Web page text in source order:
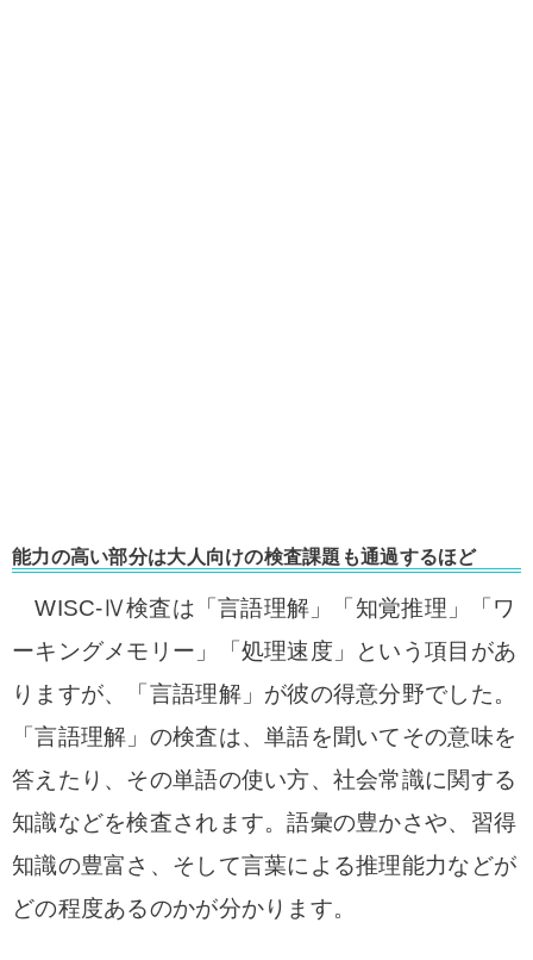
能力の高い部分は大人向けの検査課題も通過するほど
WISC-Ⅳ検査は「言語理解」「知覚推理」「ワ
ーキングメモリー」「処理速度」という項目があ
りますが、「言語理解」が彼の得意分野でした。
「言語理解」の検査は、単語を聞いてその意味を
答えたり、その単語の使い方、社会常識に関する
知識などを検査されます。語彙の豊かさや、習得
知識の豊富さ、そして言葉による推理能力などが
どの程度あるのかが分かります。